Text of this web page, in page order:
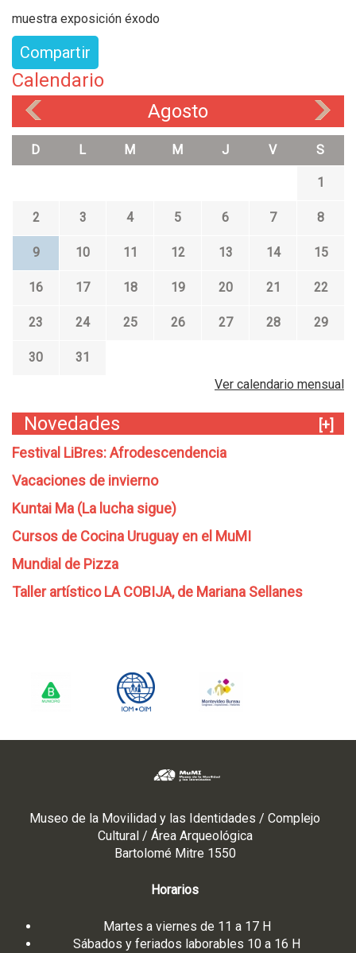
muestra exposición éxodo
Compartir
Calendario
Agosto
D L M M J V S
1
2 3 4 5 6 7 8
9 10 11 12 13 14 15
16 17 18 19 20 21 22
23 24 25 26 27 28 29
30
31
Ver calendario mensual
Novedades
[+]
Festival LiBres: Afrodescendencia
Vacaciones de invierno
Kuntai Ma (La lucha sigue)
Cursos de Cocina Uruguay en el MuMI
Mundial de Pizza
Taller artístico LA COBIJA, de Mariana Sellanes
Museo de la Movilidad y las Identidades / Complejo
Cultural / Área Arqueológica
Bartolomé Mitre 1550
Horarios
Martes a viernes de 11 a 17 H
Sábados y feriados laborables 10 a 16 H